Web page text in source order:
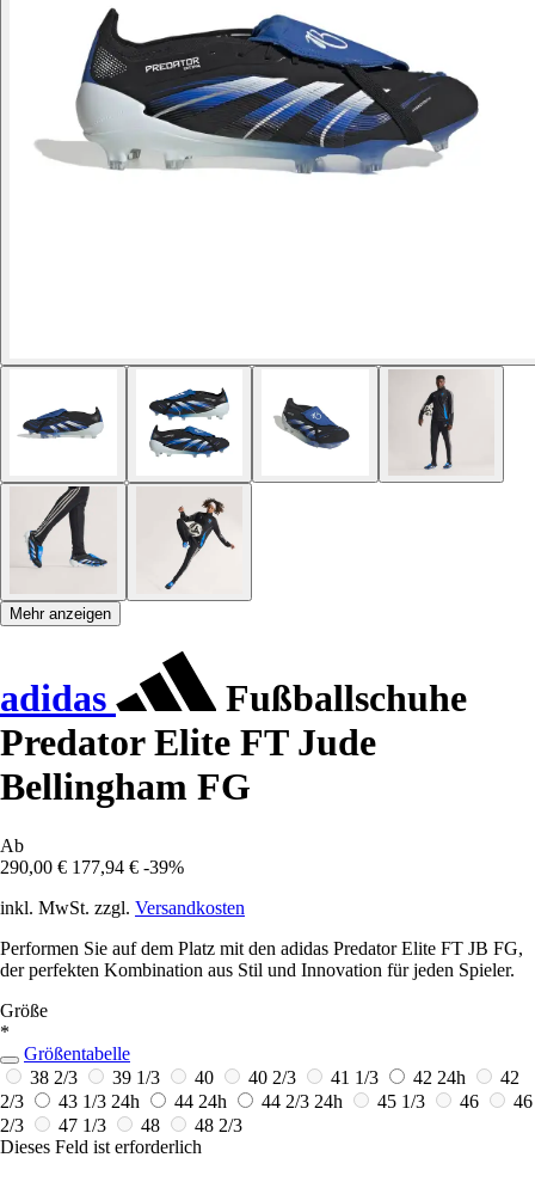
Mehr anzeigen
adidas
Fußballschuhe
Predator Elite FT Jude
Bellingham FG
Ab
290,00 € 177,94 € -39%
inkl. MwSt. zzgl. Versandkosten
Performen Sie auf dem Platz mit den adidas Predator Elite FT JB FG,
der perfekten Kombination aus Stil und Innovation für jeden Spieler.
Größe
*
Größentabelle
38 2/3
39 1/3 40 40 2/3 41 1/3 42 24h
42
2/3
43 1/3 24h 44 24h 44 2/3 24h 45 1/3 46
46
2/3
47 1/3 48
48 2/3
Dieses Feld ist erforderlich